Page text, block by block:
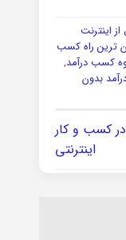
اینترنت
ترین راه کسب
کسب درآمد,
بدون
کسب و کار
اینترنتی